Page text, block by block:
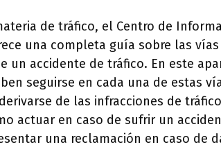
de tráfico, el Centro de
una completa guía sobre las
un accidente de tráfico. En este
seguirse en cada una de estas
de las infracciones de
actuar en caso de sufrir un
una reclamación en caso de